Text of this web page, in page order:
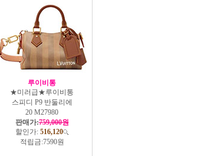
루이비통
★미러급★루이비통
스피디 P9 반둘리에
20 M27980
판매가:759,000원
할인가: 516,120
적립금:7590원